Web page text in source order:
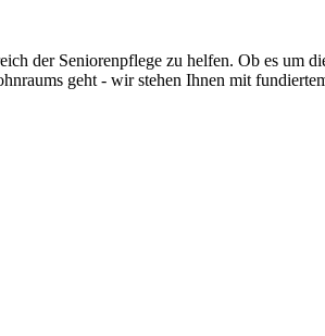
der Seniorenpflege zu helfen. Ob es um
geht - wir stehen Ihnen mit